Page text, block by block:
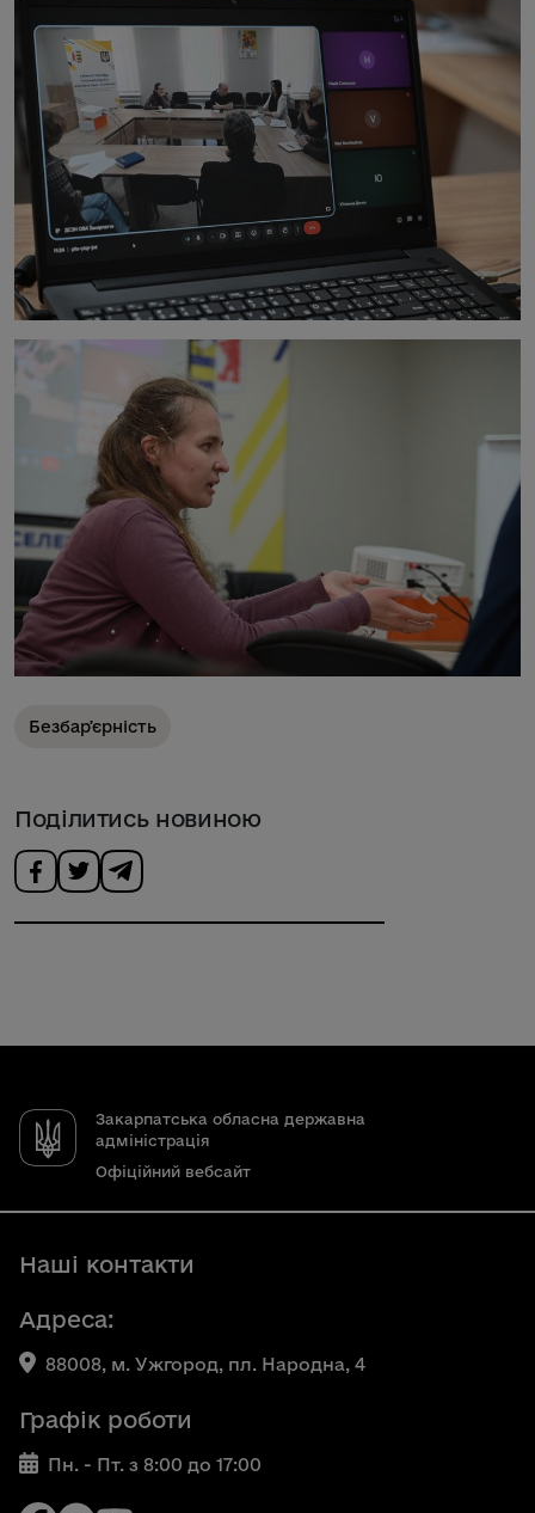
Безбарʼєрність
Поділитись новиною
Закарпатська обласна державна
адміністрація
Офіційний вебсайт
Наші контакти
Адреса:
88008, м. Ужгород, пл. Народна, 4
Графік роботи
Пн. - Пт. з 8:00 до 17:00